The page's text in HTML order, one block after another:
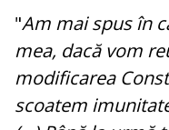
"Am mai spus în
mea, dacă vom
modificarea
scoatem